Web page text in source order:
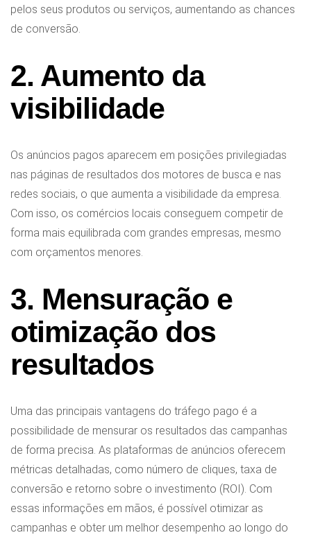
pelos seus produtos ou serviços, aumentando as chances
de conversão.
2. Aumento da
visibilidade
Os anúncios pagos aparecem em posições privilegiadas
nas páginas de resultados dos motores de busca e nas
redes sociais, o que aumenta a visibilidade da empresa.
Com isso, os comércios locais conseguem competir de
forma mais equilibrada com grandes empresas, mesmo
com orçamentos menores.
3. Mensuração e
otimização dos
resultados
Uma das principais vantagens do tráfego pago é a
possibilidade de mensurar os resultados das campanhas
de forma precisa. As plataformas de anúncios oferecem
métricas detalhadas, como número de cliques, taxa de
conversão e retorno sobre o investimento (ROI). Com
essas informações em mãos, é possível otimizar as
campanhas e obter um melhor desempenho ao longo do